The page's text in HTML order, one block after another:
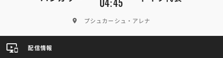
04:45
プシュカーシュ・アレナ
配信情報